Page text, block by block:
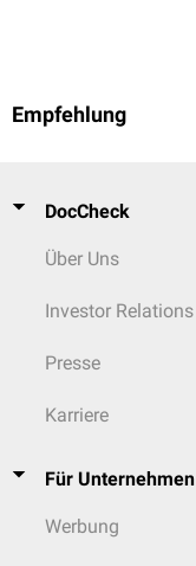
Empfehlung
DocCheck
Über Uns
Investor Relations
Presse
Karriere
Für Unternehmen
Werbung